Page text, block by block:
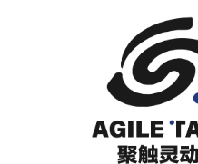
了大厂的妥协之举。 •
证续约过程中公司需要
器人行业上下游，公司
人工作之余的充分休息